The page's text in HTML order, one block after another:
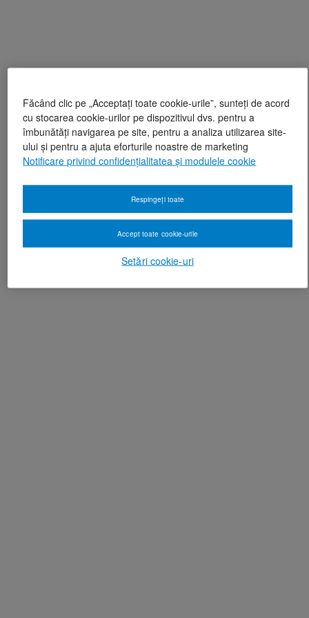
Făcând clic pe „Acceptați toate cookie-urile”, sunteți de acord
cu stocarea cookie-urilor pe dispozitivul dvs. pentru a
îmbunătăți navigarea pe site, pentru a analiza utilizarea site-
ului și pentru a ajuta eforturile noastre de marketing
Notificare privind confidențialitatea și modulele cookie
Setări cookie-uri
Respingeți toate
Accept toate cookie-urile